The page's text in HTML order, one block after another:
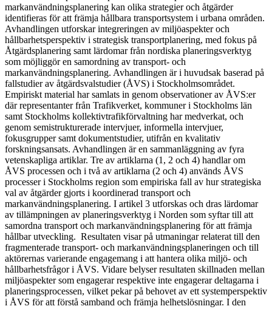
markanvändningsplanering kan olika strategier och åtgärder
identifieras för att främja hållbara transportsystem i urbana områden.
Avhandlingen utforskar integreringen av miljöaspekter och
hållbarhetsperspektiv i strategisk transportplanering, med fokus på
Åtgärdsplanering samt lärdomar från nordiska planeringsverktyg
som möjliggör en samordning av transport- och
markanvändningsplanering. Avhandlingen är i huvudsak baserad på
fallstudier av åtgärdsvalstudier (ÅVS) i Stockholmsområdet.
Empiriskt material har samlats in genom observationer av ÅVS:er
där representanter från Trafikverket, kommuner i Stockholms län
samt Stockholms kollektivtrafikförvaltning har medverkat, och
genom semistrukturerade intervjuer, informella intervjuer,
fokusgrupper samt dokumentstudier, utifrån en kvalitativ
forskningsansats. Avhandlingen är en sammanläggning av fyra
vetenskapliga artiklar. Tre av artiklarna (1, 2 och 4) handlar om
ÅVS processen och i två av artiklarna (2 och 4) används ÅVS
processer i Stockholms region som empiriska fall av hur strategiska
val av åtgärder gjorts i koordinerad transport och
markanvändningsplanering. I artikel 3 utforskas och dras lärdomar
av tillämpningen av planeringsverktyg i Norden som syftar till att
samordna transport och markanvändningsplanering för att främja
hållbar utveckling. Resultaten visar på utmaningar relaterat till den
fragmenterade transport- och markanvändningsplaneringen och till
aktörernas varierande engagemang i att hantera olika miljö- och
hållbarhetsfrågor i ÅVS. Vidare belyser resultaten skillnaden mellan
miljöaspekter som engagerar respektive inte engagerar deltagarna i
planeringsprocessen, vilket pekar på behovet av ett systemperspektiv
i ÅVS för att förstå samband och främja helhetslösningar. I den